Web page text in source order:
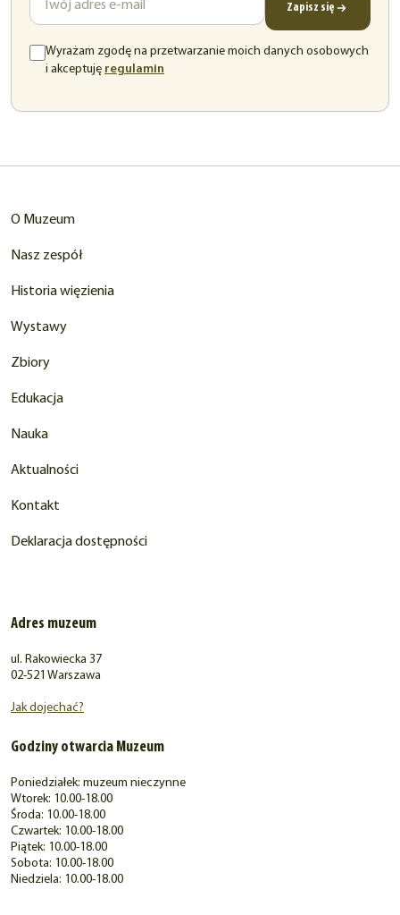
Zapisz się
Wyrażam zgodę na przetwarzanie moich danych osobowych
i akceptuję regulamin
O Muzeum
Nasz zespół
Historia więzienia
Wystawy
Zbiory
Edukacja
Nauka
Aktualności
Kontakt
Deklaracja dostępności
Adres muzeum
ul. Rakowiecka 37
02-521 Warszawa
Jak dojechać?
Godziny otwarcia Muzeum
Poniedziałek: muzeum nieczynne
Wtorek: 10.00-18.00
Środa: 10.00-18.00
Czwartek: 10.00-18.00
Piątek: 10.00-18.00
Sobota: 10.00-18.00
Niedziela: 10.00-18.00